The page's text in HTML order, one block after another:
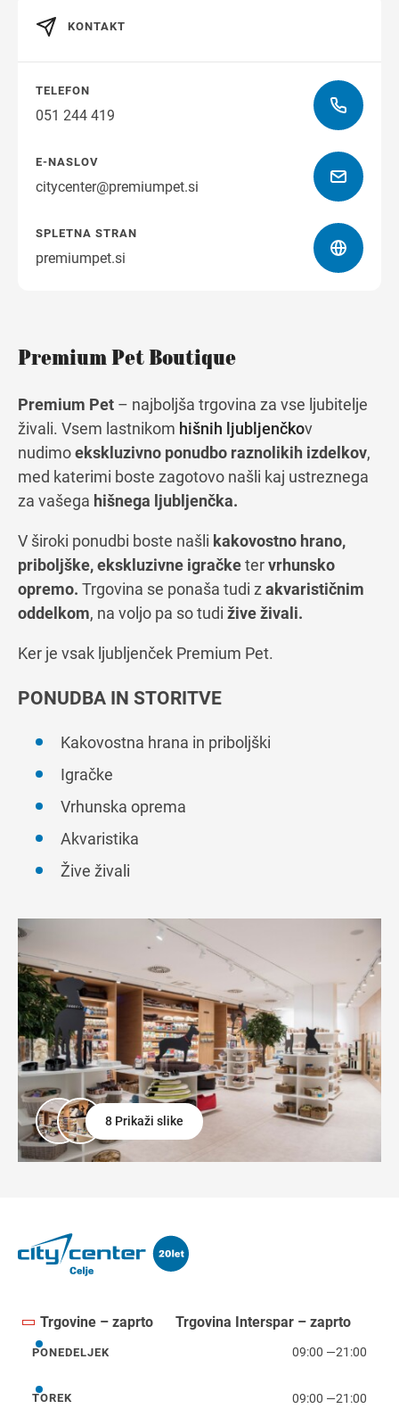
Navodila za pot
Premium Pet Boutique
Premium Pet – najboljša trgovina za vse ljubitelje
živali. Vsem lastnikom hišnih ljubljenčkov
nudimoekskluzivno ponudbo raznolikih izdelkov,
med katerimi boste zagotovo našli kaj ustreznega
za vašega hišnega ljubljenčka.
V široki ponudbi boste našli kakovostno hrano,
priboljške, ekskluzivne igračketervrhunsko
opremo. Trgovina se ponaša tudi z akvarističnim
oddelkom, na voljo pa so tudi žive živali.
Ker je vsak ljubljenček Premium Pet.
PONUDBA IN STORITVE
Kakovostna hrana in priboljški
Igračke
Vrhunska oprema
Akvaristika
Žive živali
KONTAKT
TELEFON
051 244 419
E-NASLOV
citycenter@premiumpet.si
SPLETNA STRAN
premiumpet.si
8 Prikaži slike
Trgovine – zaprto Trgovina Interspar – zaprto
ponedeljek
PONEDELJEK 09:00 —21:00
torek
TOREK 09:00 —21:00